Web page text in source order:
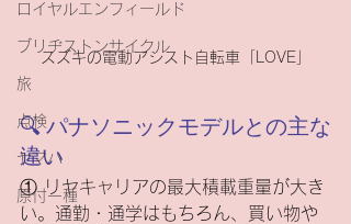
ロイヤルエンフィールド
ブリヂストンサイクル
旅
点検
ヤマハ
原付一種
スズキの電動アシスト自転車「LOVE」
🔍 パナソニックモデルとの主な
違い
① リヤキャリアの最大積載重量が大き
い。通勤・通学はもちろん、買い物や